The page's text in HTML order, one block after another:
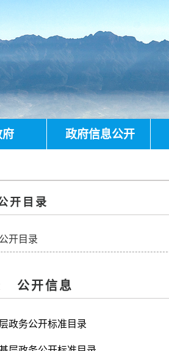
府 政府信息公开
开目录
开目录
公开信息
政务公开标准目录